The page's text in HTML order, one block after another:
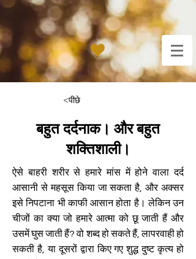
<पीछे
बहुत दर्दनाक। और बहुत
शक्तिशाली।
ऐसे बाहरी शरीर से हमारे मांस में होने वाला दर्द
आसानी से महसूस किया जा सकता है, और अक्सर
इसे निपटाना भी काफी आसान होता है। लेकिन उन
चीजों का क्या जो हमारे आत्मा को छू जाती हैं और
उसमें घुस जाती हैं? वो शब्द हो सकते हैं, लापरवाही हो
सकती है, या दूसरों द्वारा किए गए शुद्ध दुष्ट कृत्य हो